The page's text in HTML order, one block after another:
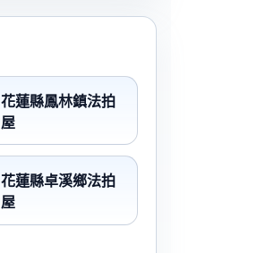
花蓮縣鳳林鎮法拍
屋
花蓮縣卓溪鄉法拍
屋